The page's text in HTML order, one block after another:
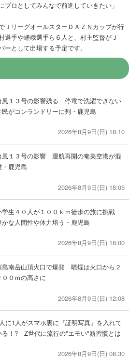
プロとしてみんなで前進していきたい」
ＪリーグオールスターＤＡＺＮカップが行
選手や嵯峨選手ら６人と、村主監督がＪ
として出場する予定です。
風１３号の影響残る 停電で洗濯できない
民がコンランドリーに列・鹿児島
2026年8月9日(日) 18:10
風１３号の影響 運航再開の奄美空港が混
・鹿児島
2026年8月9日(日) 18:05
学生４０人が１００ｋｍ徒歩の旅に挑戦
かな人間性や体力培う・鹿児島
2026年8月9日(日) 18:00
島南岳山頂火口で爆発 噴煙は火口から２
００ｍの高さに
2026年8月9日(日) 12:08
に1人がスマホ裏に『証明写真』を入れて
る！? Z世代に流行の"エモい"新習慣とは
2026年8月9日(日) 08:30